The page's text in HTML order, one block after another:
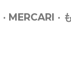
MERCARI